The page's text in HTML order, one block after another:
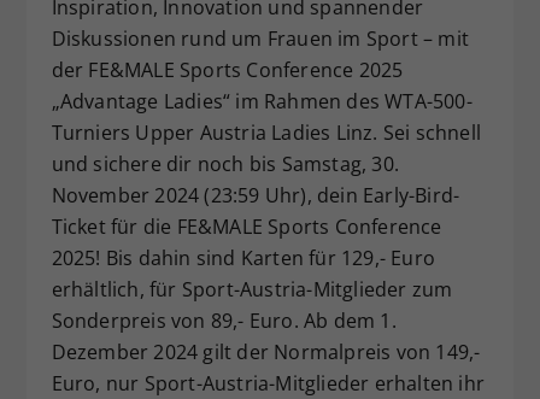
Inspiration, Innovation und spannender
Diskussionen rund um Frauen im Sport – mit
der FE&MALE Sports Conference 2025
„Advantage Ladies“ im Rahmen des WTA-500-
Turniers Upper Austria Ladies Linz. Sei schnell
und sichere dir noch bis Samstag, 30.
November 2024 (23:59 Uhr), dein Early-Bird-
Ticket für die FE&MALE Sports Conference
2025! Bis dahin sind Karten für 129,- Euro
erhältlich, für Sport-Austria-Mitglieder zum
Sonderpreis von 89,- Euro. Ab dem 1.
Dezember 2024 gilt der Normalpreis von 149,-
Euro, nur Sport-Austria-Mitglieder erhalten ihr
Zweck
Dieser Wert speichert Ihre Consent-
Einstellungen. Unter anderem eine
zufällig generierte ID, für die
historische Speicherung Ihrer
vorgenommen Einstellungen, falls der
Webseiten-Betreiber dies eingestellt
hat.